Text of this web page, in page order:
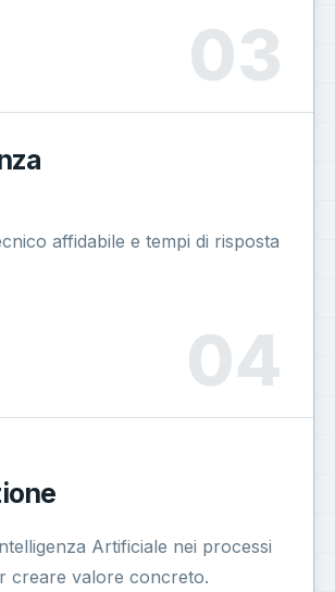
affidabile e tempi di risposta
Artificiale nei processi
creare valore concreto.